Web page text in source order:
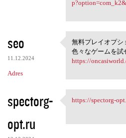
seo
11.12.2024
Adres
無料プレイ
ので
無料プレイオプシ
色々なゲームを試
https://
spectorg-
opt.ru
https://
https://spectorg-